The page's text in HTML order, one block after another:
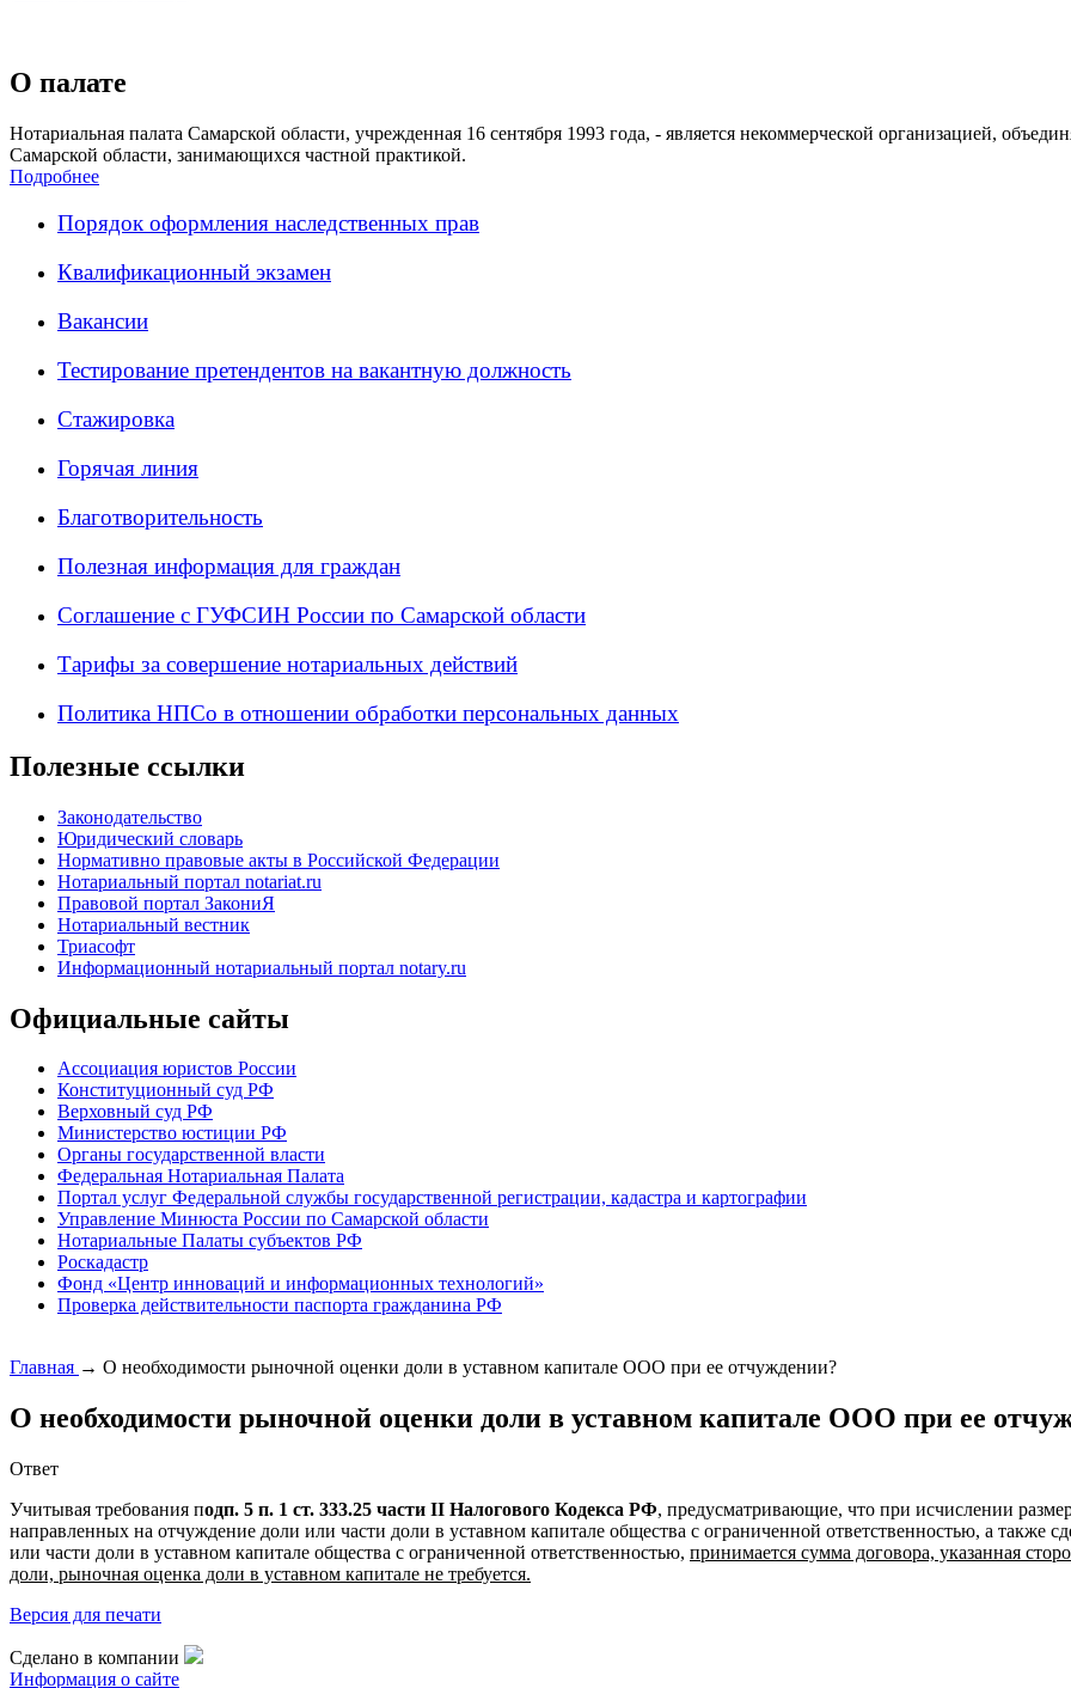
О палате
Нотариальная палата Самарской области, учрежденная 16 сентября 1993 года, - является некоммерческой организацией,
Самарской области, занимающихся частной практикой.
Подробнее
Порядок оформления наследственных прав
Квалификационный экзамен
Вакансии
Тестирование претендентов на вакантную должность
Стажировка
Горячая линия
Благотворительность
Полезная информация для граждан
Соглашение с ГУФСИН России по Самарской области
Тарифы за совершение нотариальных действий
Политика НПСо в отношении обработки персональных данных
Полезные ссылки
Законодательство
Юридический словарь
Нормативно правовые акты в Российской Федерации
Нотариальный портал notariat.ru
Правовой портал ЗакониЯ
Нотариальный вестник
Триасофт
Информационный нотариальный портал notary.ru
Официальные сайты
Ассоциация юристов России
Конституционный суд РФ
Верховный суд РФ
Министерство юстиции РФ
Органы государственной власти
Федеральная Нотариальная Палата
Портал услуг Федеральной службы государственной регистрации, кадастра и картографии
Управление Минюста России по Самарской области
Нотариальные Палаты субъектов РФ
Роскадастр
Фонд «Центр инноваций и информационных технологий»
Проверка действительности паспорта гражданина РФ
Главная → О необходимости рыночной оценки доли в уставном капитале ООО при ее отчуждении?
О необходимости рыночной оценки доли в уставном капитале ООО при ее
Ответ
Учитывая требования подп. 5 п. 1 ст. 333.25 части II Налогового Кодекса РФ, предусматривающие, что при исчислении
направленных на отчуждение доли или части доли в уставном капитале общества с ограниченной ответственностью, а также
или части доли в уставном капитале общества с ограниченной ответственностью, принимается сумма договора, указанная
доли, рыночная оценка доли в уставном капитале не требуется.
Версия для печати
Сделано в компании
Информация о сайте